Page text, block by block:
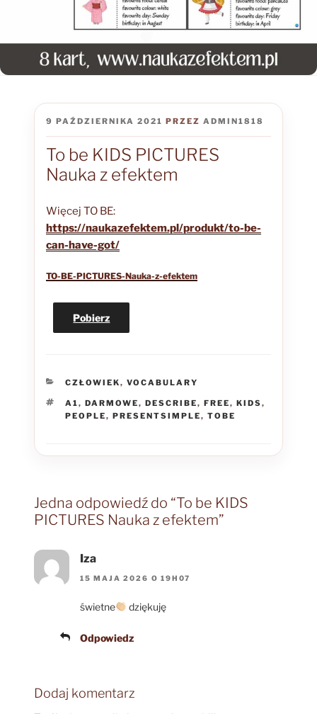
OPUBLIKOWANE
9 PAŹDZIERNIKA 2021 PRZEZ ADMIN1818
To be KIDS PICTURES
Nauka z efektem
Więcej TO BE:
https://naukazefektem.pl/produkt/to-be-
can-have-got/
TO-BE-PICTURES-Nauka-z-efektem
Pobierz
KATEGORIE
CZŁOWIEK,VOCABULARY
TAGI
A1,DARMOWE,DESCRIBE,FREE,KIDS,
PEOPLE,PRESENTSIMPLE,TOBE
Jedna odpowiedź do “To be KIDS
PICTURES Nauka z efektem”
Iza
15 MAJA 2026 O 19H07
świetne dziękuję
Odpowiedz
Dodaj komentarz